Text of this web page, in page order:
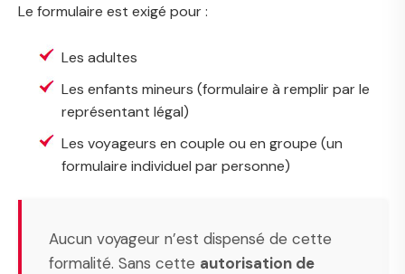
Le formulaire est exigé pour :
Les adultes
Les enfants mineurs (formulaire à remplir par le
représentant légal)
Les voyageurs en couple ou en groupe (un
formulaire individuel par personne)
Aucun voyageur n’est dispensé de cette
formalité. Sans cette autorisation de